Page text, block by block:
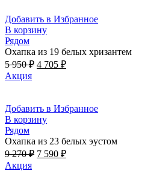
950 ₽.
Добавить в Избранное
В корзину
Рядом
Охапка из 19 белых хризантем
5 950₽ Первоначальная
950 ₽.
4 705 ₽Текущая
Акция
Добавить в Избранное
В корзину
Рядом
Охапка из 23 белых эустом
9 270₽ Первоначальная
7 590 ₽Текущая
Акция